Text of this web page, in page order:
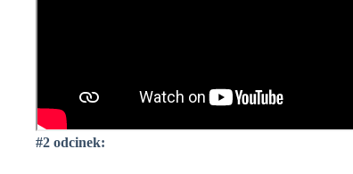
#2 odcinek: